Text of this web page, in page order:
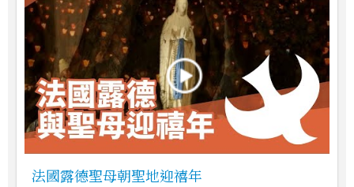
法國露德聖母朝聖地迎禧年